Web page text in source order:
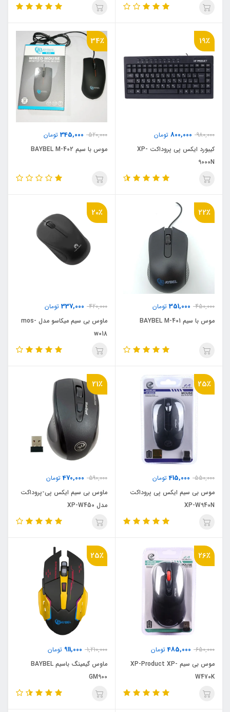
19٪
980,000
800,000 تومان
کیبورد ایکس پی پروداکت XP-
9000N
34٪
520,000
345,000 تومان
موس با سیم BAYBEL M-402
22٪
450,000
351,000 تومان
موس با سیم BAYBEL M-401
20٪
420,000
337,000 تومان
ماوس بی سیم میکاسو مدل mos-
w018
25٪
550,000
415,000تومان
موس بی سیم ایکس پی پروداکت
XP-W940N
21٪
590,000
470,000تومان
ماوس بی سیم ایکس پی-پروداکت
مدل XP-W450
26٪
650,000
485,000تومان
موس بی سیم XP-Product XP-
W470K
25٪
1,210,000
911,000 تومان
ماوس گیمینگ باسیم BAYBEL
GM900